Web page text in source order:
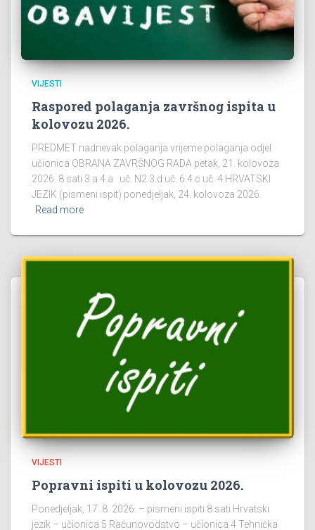
VIJESTI
Raspored polaganja završnog ispita u
kolovozu 2026.
PREDMET nadnevak polaganja vrijeme polaganja odjel
učionica OBRANA ZAVRŠNOG RADA petak, 21. kolovoza
2026. 8 sati 3.a 4.a uč. N2 3.d uč. 6 4.c uč. 4 HRVATSKI
JEZIK (pismeni ispit) ponedjeljak, 24. kolovoza 2026.
Read more
VIJESTI
Popravni ispiti u kolovozu 2026.
Ponedjeljak, 17. 8. 2026. – pismeni ispiti 8 sati Hrvatski
jezik – učionica 5 Računovodstvo – učionica 4 Tehnička